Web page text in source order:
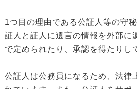
1つ目の理由である公証人等の守
証人と証人に遺言の情報を外部に
で定められたり、承認を得たりし
公証人は公務員になるため、法律